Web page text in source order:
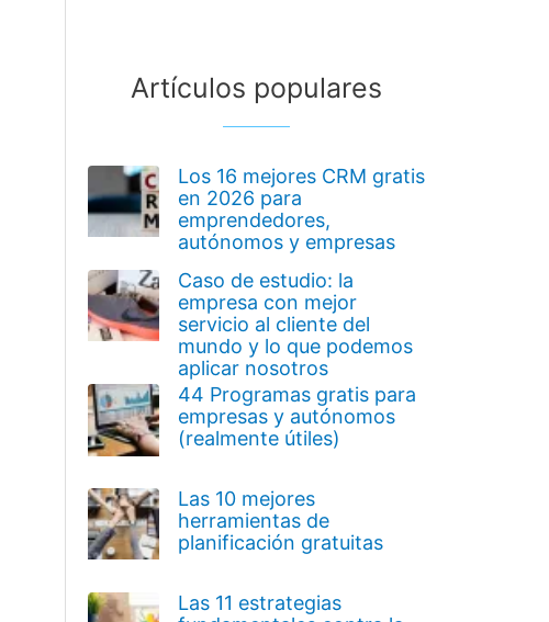
Artículos populares
Los 16 mejores CRM gratis
en 2026 para
emprendedores,
autónomos y empresas
Caso de estudio: la
empresa con mejor
servicio al cliente del
mundo y lo que podemos
aplicar nosotros
44 Programas gratis para
empresas y autónomos
(realmente útiles)
Las 10 mejores
herramientas de
planificación gratuitas
Las 11 estrategias